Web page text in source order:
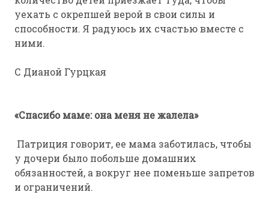
уехать с окрепшей верой в свои силы и
способности. Я радуюсь их счастью вместе с
ними.
С Дианой Гурцкая
«Спасибо маме: она меня не жалела»
Патриция говорит, ее мама заботилась, чтобы
у дочери было побольше домашних
обязанностей, а вокруг нее поменьше запретов
и ограничений.